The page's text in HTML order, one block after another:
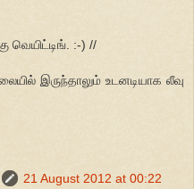
வெயிட்டிங். :-) //
இருந்தாலும் உடனடியாக லீவு
21 August 2012 at 00:22